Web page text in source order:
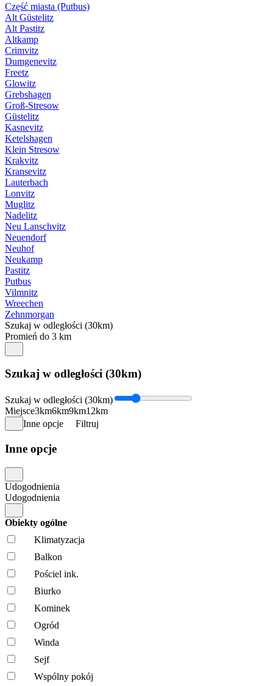
Część miasta (Putbus)
Alt Güstelitz
Alt Pastitz
Altkamp
Crimvitz
Dumgenevitz
Freetz
Glowitz
Grebshagen
Groß-Stresow
Güstelitz
Kasnevitz
Ketelshagen
Klein Stresow
Krakvitz
Kransevitz
Lauterbach
Lonvitz
Muglitz
Nadelitz
Neu Lanschvitz
Neuendorf
Neuhof
Neukamp
Pastitz
Putbus
Vilmnitz
Wreechen
Zehnmorgan
Szukaj w odległości (30km)
Promień do 3 km
Szukaj w odległości (30km)
Szukaj w odległości (30km)
Miejsce3km6km9km12km
Inne opcje
Filtruj
Inne opcje
Udogodnienia
Udogodnienia
Obiekty ogólne
Klimatyzacja
Balkon
Pościel ink.
Biurko
Kominek
Ogród
Winda
Sejf
Wspólny pokój